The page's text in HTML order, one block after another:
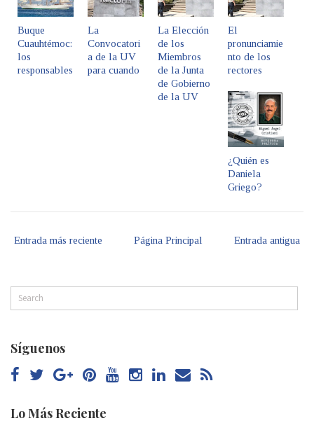
Buque
Cuauhtémoc:
los
responsables
La
Convocatori
a de la UV
para cuando
La Elección
de los
Miembros
de la Junta
de Gobierno
de la UV
El
pronunciamie
nto de los
rectores
¿Quién es
Daniela
Griego?
Entrada más reciente Entrada antigua
Página Principal
Síguenos
Lo Más Reciente